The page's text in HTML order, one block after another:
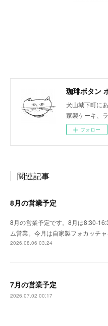
珈琲ボタン
犬山城下町に
家製ケーキ、
フォロー
関連記事
8月の営業予定
8月の営業予定です。8月は8:30-
ム営業。今月は自家製フォカッチ
2026.08.06 03:24
7月の営業予定
2026.07.02 00:17